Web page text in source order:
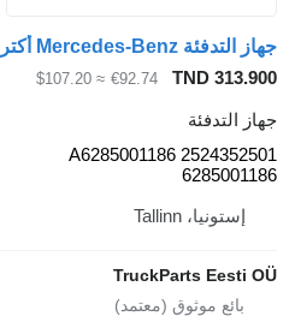
€92.74
≈ $107.20
2524352501 A6285001186